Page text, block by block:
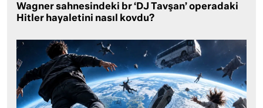
Wagner sahnesindeki br ‘DJ Tavşan’ operadaki
Hitler hayaletini nasıl kovdu?